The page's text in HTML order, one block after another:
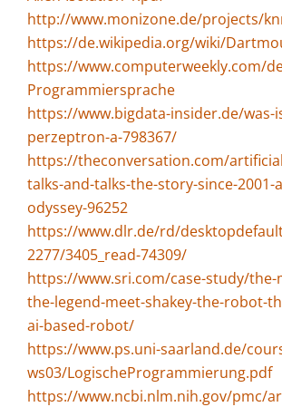
http://www.monizone.de/projects/
https://de.wikipedia.org/wiki/
https://www.computerweekly.com/
Programmiersprache
https://www.bigdata-insider.de/was-
perzeptron-a-798367/
https://theconversation.com/
talks-and-talks-the-story-since-2001-
odyssey-96252
https://www.dlr.de/rd/
2277/3405_read-74309/
https://www.sri.com/case-study/
the-legend-meet-shakey-the-robot-
ai-based-robot/
https://www.ps.uni-saarland.de/
ws03/LogischeProgrammierung.pdf
https://www.ncbi.nlm.nih.gov/pmc/